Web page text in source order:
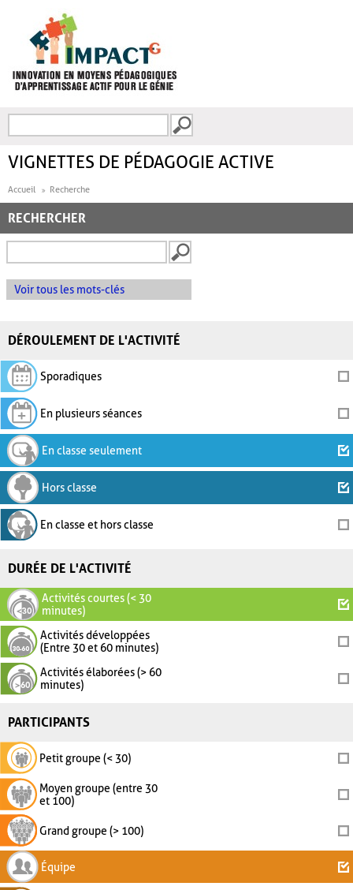
FORMULAIRE DE
VIGNETTES DE PÉDAGOGIE ACTIVE
Accueil Recherche
RECHERCHER
Voir tous les mots-clés
DÉROULEMENT DE L'ACTIVITÉ
Sporadiques
En plusieurs séances
En classe seulement
Hors classe
En classe et hors classe
DURÉE DE L'ACTIVITÉ
Activités courtes (< 30
minutes)
Activités développées
(Entre 30 et 60 minutes)
Activités élaborées (> 60
minutes)
PARTICIPANTS
Petit groupe (< 30)
Moyen groupe (entre 30
et 100)
Grand groupe (> 100)
Équipe